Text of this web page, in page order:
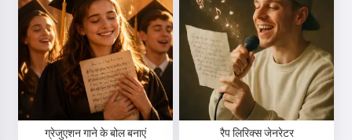
ग्रेजुएशन गाने के बोल बनाएं रैप लिरिक्स जेनरेटर